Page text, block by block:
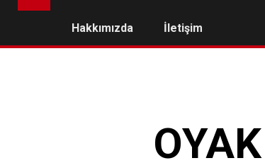
Hakkımızda İletişim